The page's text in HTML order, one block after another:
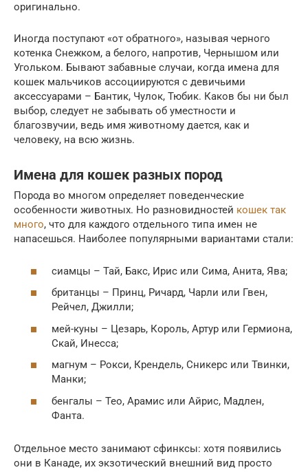
оригинально.
Иногда поступают «от обратного», называя черного
котенка Снежком, а белого, напротив, Чернышом или
Угольком. Бывают забавные случаи, когда имена для
кошек мальчиков ассоциируются с девичьими
аксессуарами – Бантик, Чулок, Тюбик. Каков бы ни был
выбор, следует не забывать об уместности и
благозвучии, ведь имя животному дается, как и
человеку, на всю жизнь.
Имена для кошек разных пород
Порода во многом определяет поведенческие
особенности животных. Но разновидностей кошек так
много, что для каждого отдельного типа имен не
напасешься. Наиболее популярными вариантами стали:
сиамцы – Тай, Бакс, Ирис или Сима, Анита, Ява;
британцы – Принц, Ричард, Чарли или Гвен,
Рейчел, Джилли;
мей-куны – Цезарь, Король, Артур или Гермиона,
Скай, Инесса;
магнум – Рокси, Крендель, Сникерс или Твинки,
Манки;
бенгалы – Тео, Арамис или Айрис, Мадлен,
Фанта.
Отдельное место занимают сфинксы: хотя появились
они в Канаде, их экзотический внешний вид просто